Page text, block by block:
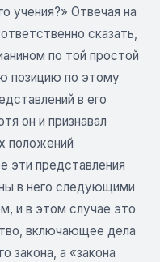
учения?» Отвечая на
сказать,
по той простой
позицию по этому
в его
он и признавал
положений
эти представления
в него следующими
и в этом случае это
включающее дела
закона, а «закона